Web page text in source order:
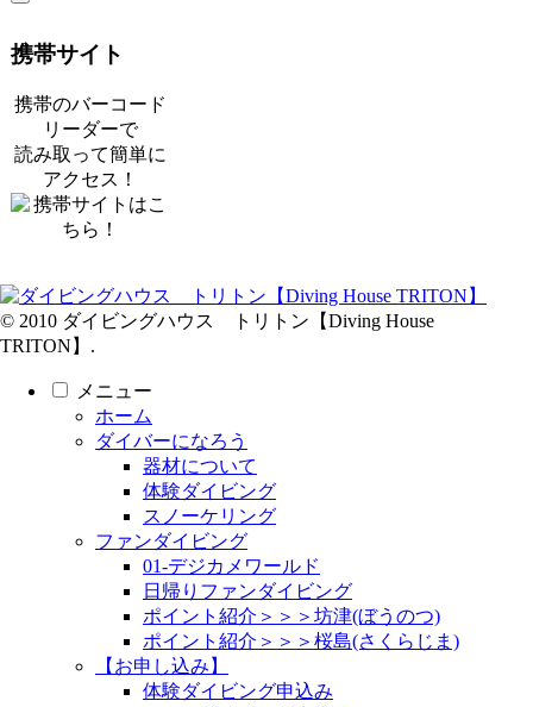
携帯サイト
携帯のバーコード
リーダーで
読み取って簡単に
アクセス！
© 2010 ダイビングハウス トリトン【Diving House
TRITON】.
メニュー
ホーム
ダイバーになろう
器材について
体験ダイビング
スノーケリング
ファンダイビング
01-デジカメワールド
日帰りファンダイビング
ポイント紹介＞＞＞坊津(ぼうのつ)
ポイント紹介＞＞＞桜島(さくらじま)
【お申し込み】
体験ダイビング申込み